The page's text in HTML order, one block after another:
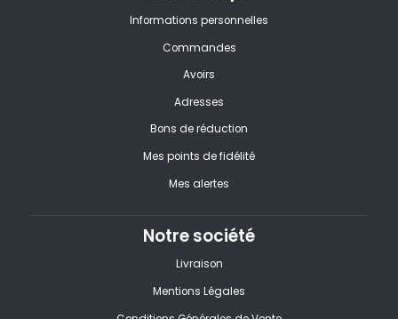
Informations personnelles
Commandes
Avoirs
Adresses
Bons de réduction
Mes points de fidélité
Mes alertes
Notre société
Livraison
Mentions Légales